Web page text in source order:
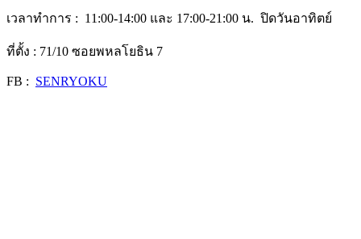
เวลาทำการ : 11:00-14:00 และ 17:00-21:00 น. ปิดวันอาทิตย์
ที่ตั้ง : 71/10 ซอยพหลโยธิน 7
FB : SENRYOKU